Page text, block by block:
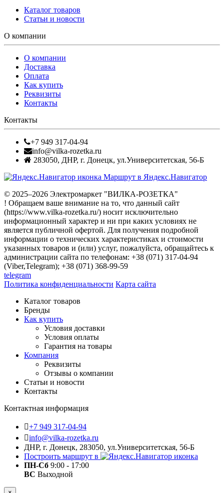
Каталог товаров
Статьи и новости
О компании
О компании
Доставка
Оплата
Как купить
Реквизиты
Контакты
Контакты
+7 949 317-04-94
info@vilka-rozetka.ru
283050, ДНР, г. Донецк, ул.Университетская, 56-Б
Маршрут в Яндекс.Навигатор
© 2025–2026 Электромаркет "ВИЛКА-РОЗЕТКА"
! Обращаем ваше внимание на то, что данный сайт
(https://www.vilka-rozetka.ru/) носит исключительно
информационный характер и ни при каких условиях не
является публичной офертой. Для получения подробной
информации о технических характеристиках и стоимости
указанных товаров и (или) услуг, пожалуйста, обращайтесь к
администрации сайта по телефонам: +38 (071) 317-04-94
(Viber,Telegram); +38 (071) 368-99-59
telegram
Политика конфиденциальности Карта сайта
Каталог товаров
Бренды
Как купить
Условия доставки
Условия оплаты
Гарантия на товары
Компания
Реквизиты
Отзывы о компании
Статьи и новости
Контакты
Контактная информация
+7 949 317-04-94
info@vilka-rozetka.ru
ДНР, г. Донецк, 283050, ул.Университетская, 56-Б
Построить маршрут в
ПН-Сб 9:00 - 17:00
ВС Выходной